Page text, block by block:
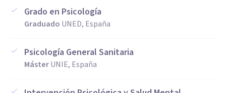
Grado en Psicología
Graduado UNED, España
Psicología General Sanitaria
MásterUNIE, España